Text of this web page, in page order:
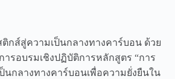
กส์สู่ความเป็นกลางทางคาร์บอน ด้วย
ารอบรมเชิงปฏิบัติการหลักสูตร “การ
กลางทางคาร์บอนเพื่อความยั่งยืนใน